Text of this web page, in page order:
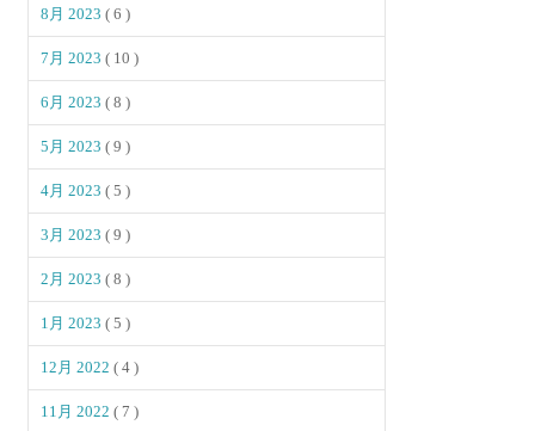
8月 2023( 6 )
7月 2023( 10 )
6月 2023( 8 )
5月 2023( 9 )
4月 2023( 5 )
3月 2023( 9 )
2月 2023( 8 )
1月 2023( 5 )
12月 2022( 4 )
11月 2022( 7 )